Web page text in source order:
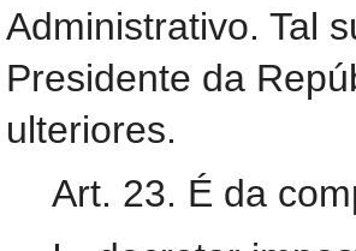
Administrativo. Tal
Presidente da
ulteriores.
Art. 23. É da